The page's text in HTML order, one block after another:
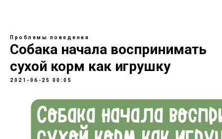
Проблемы поведения
Собака начала воспринимать
сухой корм как игрушку
2021-06-25 00:05